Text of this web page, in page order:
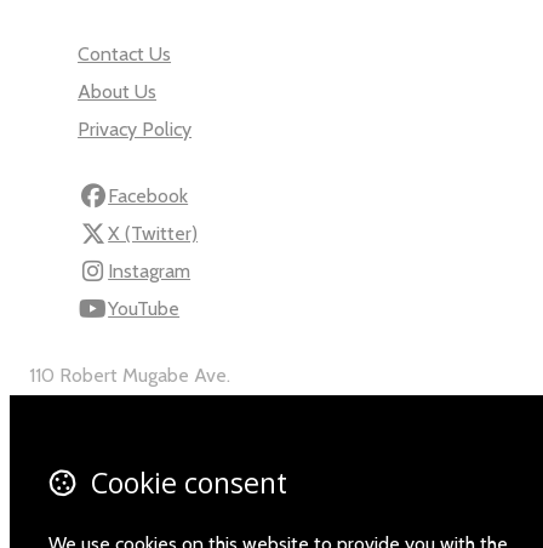
Contact Us
About Us
Privacy Policy
Facebook
X (Twitter)
Instagram
YouTube
110 Robert Mugabe Ave.
Map
Cookie consent